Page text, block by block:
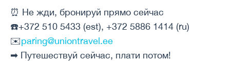
⏰ Не жди, бронируй прямо сейчас
☎️+372 510 5433 (est), +372 5886 1414 (ru)
✉️paring@uniontravel.ee
➡ Путешествуй сейчас, плати потом!